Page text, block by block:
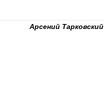
Арсений Тарковский